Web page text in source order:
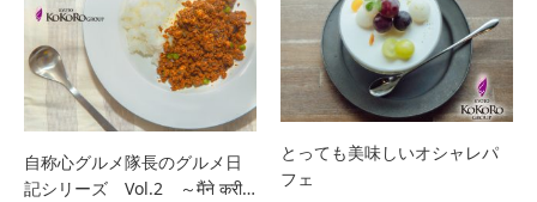
自称心グルメ隊長のグルメ日
記シリーズ Vol.2 ～मैंने करी…
とっても美味しいオシャレパ
フェ